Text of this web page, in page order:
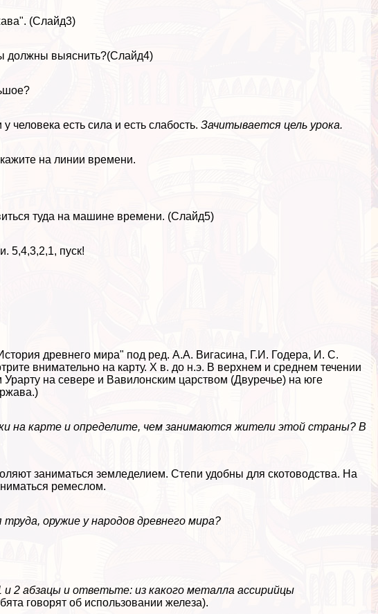
(Слайд3)
должны выяснить?(Слайд4)
человека есть сила и есть слабость. Зачитывается цель урока.
на линии времени.
туда на машине времени. (Слайд5)
5,4,3,2,1, пуск!
древнего мира" под ред. А.А. Вигасина, Г.И. Годера, И. С.
внимательно на карту. X в. до н.э. В верхнем и среднем течении
на севере и Вавилонским царством (Двуречье) на юге
на карте и определите, чем занимаются жители этой страны? В
заниматься земледелием. Степи удобны для скотоводства. На
ремеслом.
оружие у народов древнего мира?
2 абзацы и ответьте: из какого металла ассирийцы
говорят об использовании железа).